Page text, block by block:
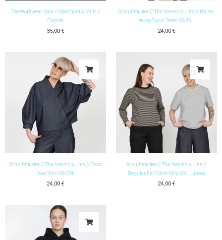
The Workwear Book // Merchant & Mills //
English
35,00 €
Schnittmuster // The Assembly Line // Unisex
Wrap Top or Dress XS-3XL
24,00 €
Schnittmuster // The Assembly Line // Cross
Over Shirt XS-3XL
24,00 €
Schnittmuster // The Assembly Line //
Regular Fit T-Shirt Mini-3XL Unisex
24,00 €